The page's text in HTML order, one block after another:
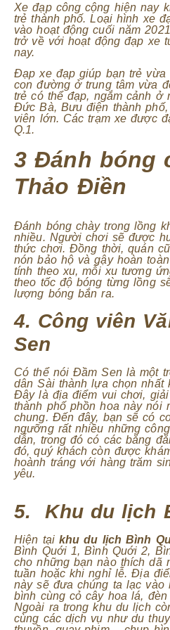
Xe đạp công cộng hiện nay
trẻ thành phố. Loại hình xe
vào hoạt động cuối năm
trở về với hoạt động đạp xe
nay.
Đạp xe đạp giúp bạn trẻ vừa
con đường ở trung tâm vừa
trẻ có thể đạp, ngắm cảnh ở
Đức Bà, Bưu điện thành
viên lớn. Các trạm xe được
Q.1.
3 Đánh bóng
Thảo Điền
Đánh bóng chày trong lồng
nhiều. Người chơi sẽ được
thức chơi. Đồng thời, quán
nón bảo hộ và gậy hoàn
tính theo xu, mỗi xu tương
theo tốc độ bóng từng lồng
lượng bóng bắn ra.
4. Công viên
Sen
Có thể nói Đầm Sen là một
dân Sài thành lựa chọn nhất
Đây là địa điểm vui chơi,
thành phố phồn hoa này nói
chung. Đến đây, bạn sẽ có
ngưỡng rất nhiều những
dẫn, trong đó có các băng
đó, quý khách còn được
hoành tráng với hàng trăm
yêu.
5. Khu du lịch
Hiện tại khu du lịch Bình
Bình Quới 1, Bình Quới 2,
cho những bạn nào thích dã
tuần hoặc khi nghỉ lễ. Địa
này sẽ đưa chúng ta lạc vào
bình cùng cỏ cây hoa lá,
Ngoài ra trong khu du lịch
cùng các dịch vụ như du